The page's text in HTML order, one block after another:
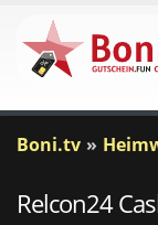
Boni.tv
Relcon24